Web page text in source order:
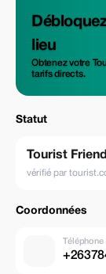
lieu
Obtenez votre
tarifs directs.
Statut
Tourist
vérifié par
Coordonnées
Téléphone